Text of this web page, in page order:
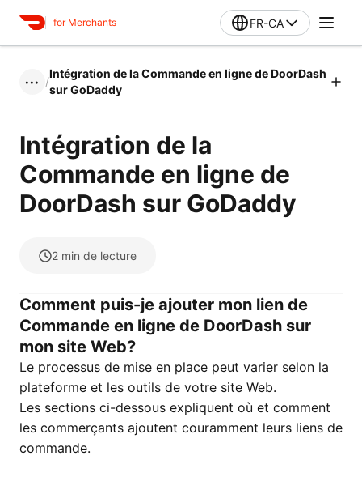
for Merchants FR-CA
••• /
Intégration de la Commande en ligne de DoorDash
sur GoDaddy
Intégration de la
Commande en ligne de
DoorDash sur GoDaddy
2 min de lecture
Comment puis-je ajouter mon lien de
Commande en ligne de DoorDash sur
mon site Web?
Le processus de mise en place peut varier selon la
plateforme et les outils de votre site Web.
Les sections ci-dessous expliquent où et comment
les commerçants ajoutent couramment leurs liens de
commande.